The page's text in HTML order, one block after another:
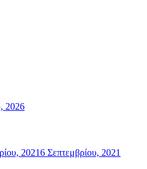
2026
20216 Σεπτεμβρίου, 2021